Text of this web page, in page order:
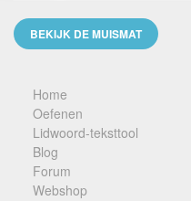
BEKIJK DE MUISMAT
Home
Oefenen
Lidwoord-teksttool
Blog
Forum
Webshop